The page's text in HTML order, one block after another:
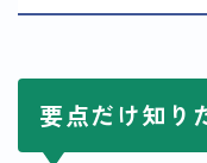
要点だけ知り